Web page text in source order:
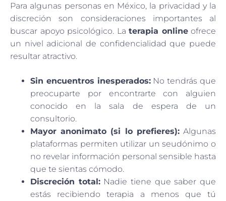
Para algunas personas en México, la privacidad y la
discreción son consideraciones importantes al
buscar apoyo psicológico. La terapia onlineofrece
un nivel adicional de confidencialidad que puede
resultar atractivo.
Sin encuentros inesperados:No tendrás que
preocuparte por encontrarte con alguien
conocido en la sala de espera de un
consultorio.
Mayor anonimato (si lo prefieres):Algunas
plataformas permiten utilizar un seudónimo o
no revelar información personal sensible hasta
que te sientas cómodo.
Discreción total:Nadie tiene que saber que
estás recibiendo terapia a menos que tú